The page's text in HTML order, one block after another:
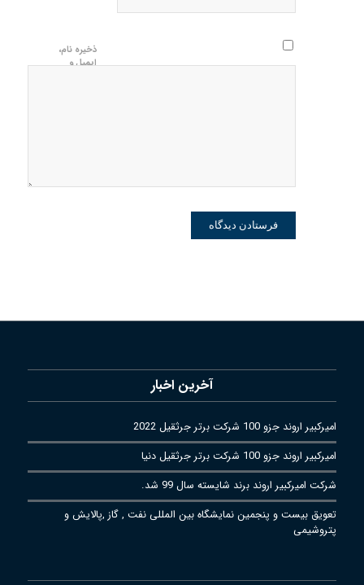
ذخیره نام،
ایمیل و
آخرین اخبار
امیرکبیر اروند جزو 100 شرکت برتر جرثقیل 2022
امیرکبیر اروند جزو 100 شرکت برتر جرثقیل دنیا
شرکت امیرکبیر اروند برند شایسته سال 99 شد.
تعویق بیست و پنجمین نمایشگاه بین المللی نفت , گاز ,پالایش و
پتروشیمی